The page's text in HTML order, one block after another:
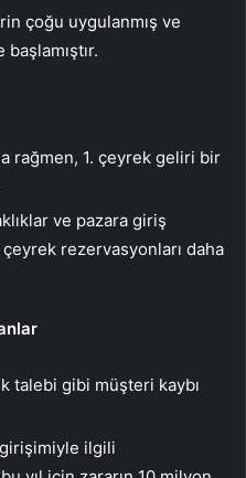
çoğu uygulanmış ve
rağmen, 1. çeyrek geliri bir
ve pazara giriş
rezervasyonları daha
talebi gibi müşteri kaybı
ilgili